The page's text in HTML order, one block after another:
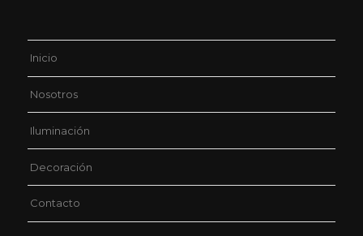
Inicio
Nosotros
Iluminación
Decoración
Contacto